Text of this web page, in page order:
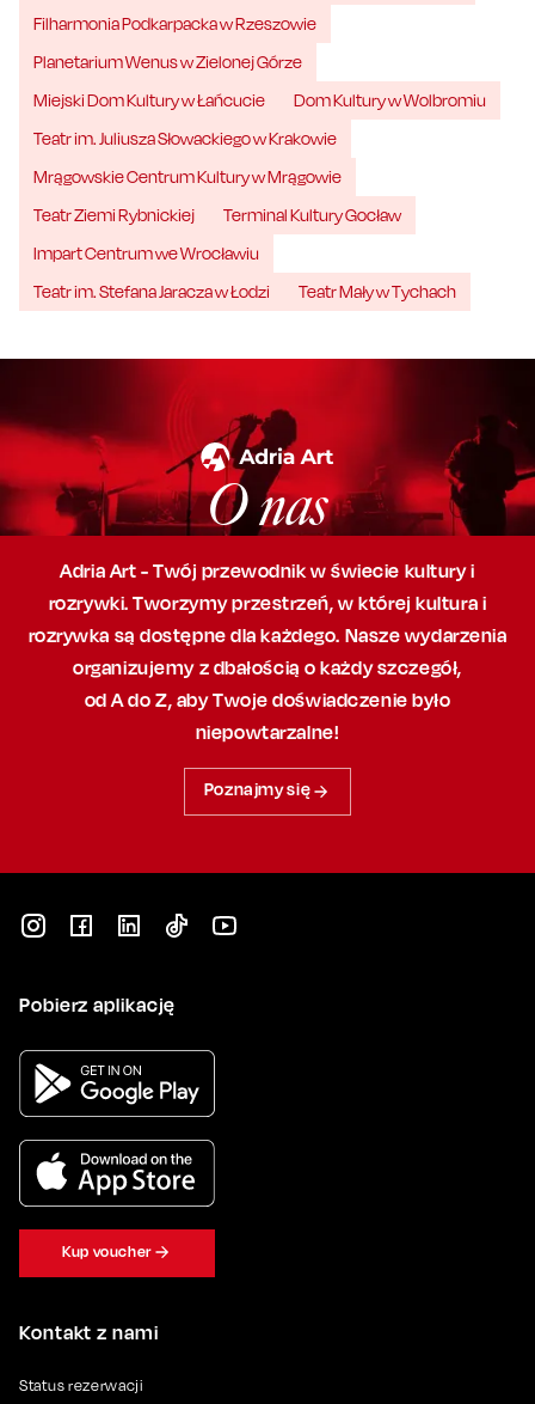
Filharmonia Podkarpacka w Rzeszowie
Planetarium Wenus w Zielonej Górze
Miejski Dom Kultury w Łańcucie
Dom Kultury w Wolbromiu
Teatr im. Juliusza Słowackiego w Krakowie
Mrągowskie Centrum Kultury w Mrągowie
Teatr Ziemi Rybnickiej
Terminal Kultury Gocław
Impart Centrum we Wrocławiu
Teatr im. Stefana Jaracza w Łodzi
Teatr Mały w Tychach
O nas
Adria Art - Twój przewodnik w świecie kultury i
rozrywki. Tworzymy przestrzeń,w której kultura i
rozrywka są dostępne dla każdego. Nasze wydarzenia
organizujemy z dbałością o każdy szczegół,
od A do Z, abyTwoje doświadczenie było
niepowtarzalne!
Poznajmy się
Kontakt z nami
Status rezerwacji
Pobierz aplikację
Kup voucher